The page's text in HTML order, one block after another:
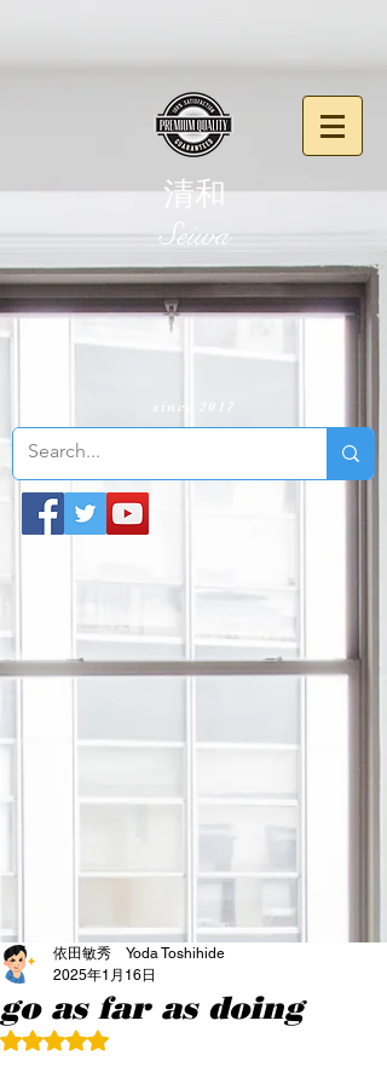
清和
​Seiwa
since 2017
go as far as doing
依田敏秀 Yoda Toshihide
2025年1月16日
5つ星のうちNaNと評価されています。